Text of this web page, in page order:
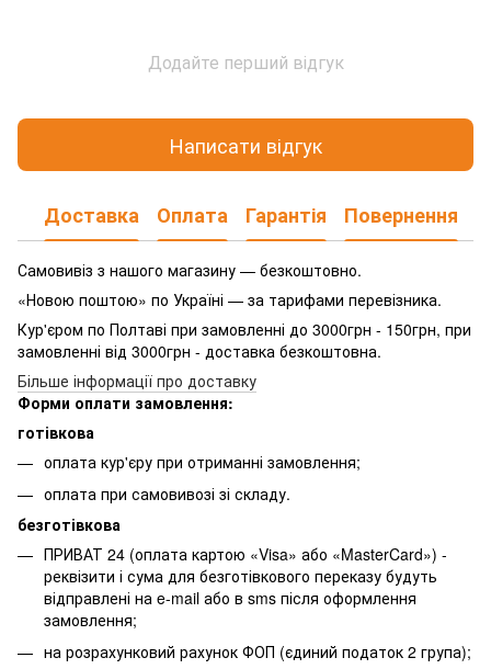
Додайте перший відгук
Написати відгук
Доставка Оплата Гарантія Повернення
Самовивіз з нашого магазину — безкоштовно.
«Новою поштою» по Україні — за тарифами перевізника.
Кур'єром по Полтаві при замовленні до 3000грн - 150грн, при
замовленні від 3000грн - доставка безкоштовна.
Більше інформації про доставку
Форми оплати замовлення:
готівкова
оплата кур'єру при отриманні замовлення;
оплата при самовивозі зі складу.
безготівкова
ПРИВАТ 24 (оплата картою «Visa» або «MasterCard») -
реквізити і сума для безготівкового переказу будуть
відправлені на e-mail або в sms після оформлення
замовлення;
на розрахунковий рахунок ФОП (єдиний податок 2 група);